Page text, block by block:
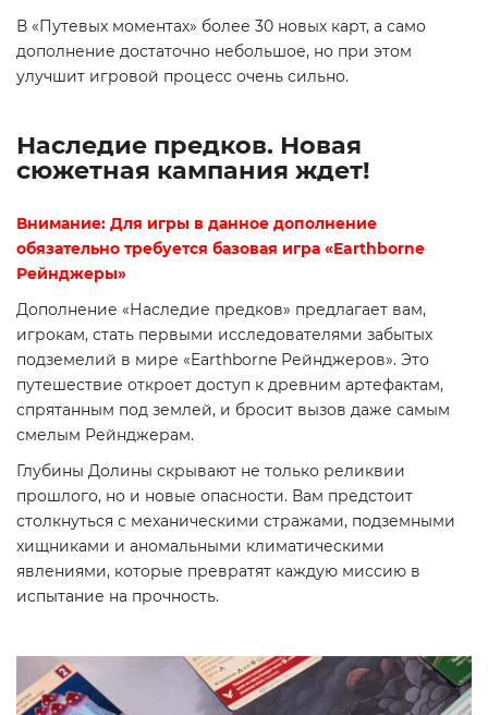
В «Путевых моментах» более 30 новых карт, а само
дополнение достаточно небольшое, но при этом
улучшит игровой процесс очень сильно.
Наследие предков. Новая
сюжетная кампания ждет!
Внимание: Для игры в данное дополнение
обязательно требуется базовая игра «Earthborne
Рейнджеры»
Дополнение «Наследие предков» предлагает вам,
игрокам, стать первыми исследователями забытых
подземелий в мире «Earthborne Рейнджеров». Это
путешествие откроет доступ к древним артефактам,
спрятанным под землей, и бросит вызов даже самым
смелым Рейнджерам.
Глубины Долины скрывают не только реликвии
прошлого, но и новые опасности. Вам предстоит
столкнуться с механическими стражами, подземными
хищниками и аномальными климатическими
явлениями, которые превратят каждую миссию в
испытание на прочность.